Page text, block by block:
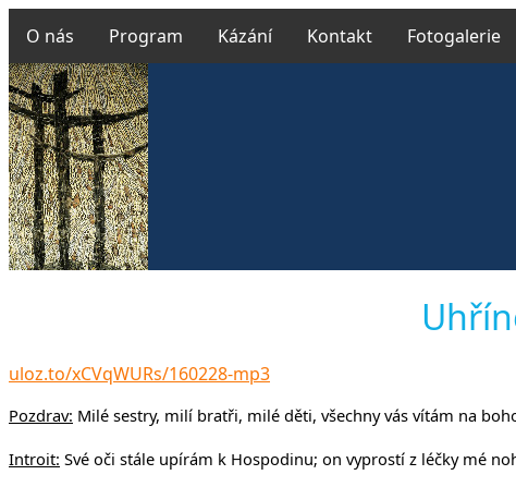
O nás Program Kázání Kontakt Fotogalerie
v
uloz.to/xCVqWURs/160228-mp3
Pozdrav: Milé sestry, milí bratři, milé děti, všechny vás vítám na
Introit: Své oči stále upírám k Hospodinu; on vyprostí z léčky mé